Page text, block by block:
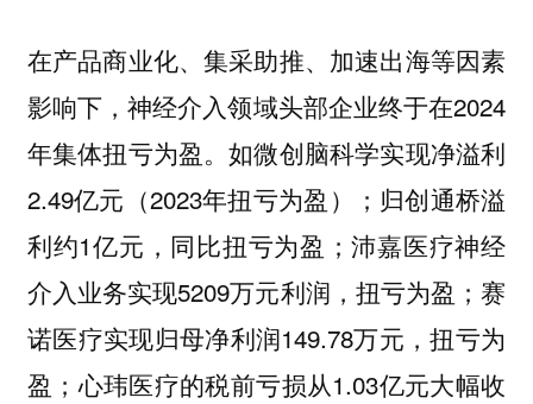
在产品商业化、集采助推、加速出海等因素
影响下，神经介入领域头部企业终于在2024
年集体扭亏为盈。如微创脑科学实现净溢利
2.49亿元（2023年扭亏为盈）；归创通桥溢
利约1亿元，同比扭亏为盈；沛嘉医疗神经
介入业务实现5209万元利润，扭亏为盈；赛
诺医疗实现归母净利润149.78万元，扭亏为
盈；心玮医疗的税前亏损从1.03亿元大幅收